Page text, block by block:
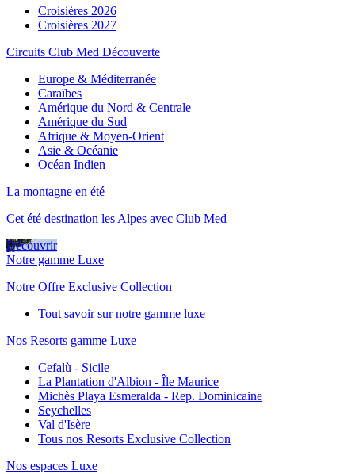
Croisières 2026
Croisières 2027
Circuits Club Med Découverte
Europe & Méditerranée
Caraïbes
Amérique du Nord & Centrale
Amérique du Sud
Afrique & Moyen-Orient
Asie & Océanie
Océan Indien
La montagne en été
Cet été destination les Alpes avec Club Med
Découvrir
Notre gamme Luxe
Notre Offre Exclusive Collection
Tout savoir sur notre gamme luxe
Nos Resorts gamme Luxe
Cefalù - Sicile
La Plantation d'Albion - Île Maurice
Michès Playa Esmeralda - Rep. Dominicaine
Seychelles
Val d'Isère
Tous nos Resorts Exclusive Collection
Nos espaces Luxe